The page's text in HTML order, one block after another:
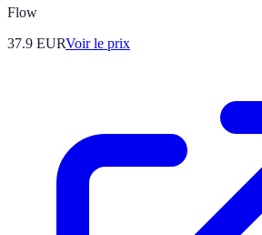
Flow
37.9 EURVoir le prix